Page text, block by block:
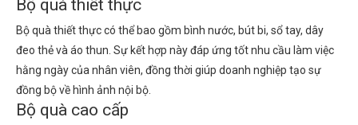
Bộ quà thiết thực
Bộ quà thiết thực có thể bao gồm bình nước, bút bi, sổ tay, dây
đeo thẻ và áo thun. Sự kết hợp này đáp ứng tốt nhu cầu làm việc
hằng ngày của nhân viên, đồng thời giúp doanh nghiệp tạo sự
đồng bộ về hình ảnh nội bộ.
Bộ quà cao cấp